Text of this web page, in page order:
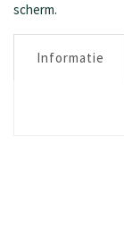
scherm.
Informatie